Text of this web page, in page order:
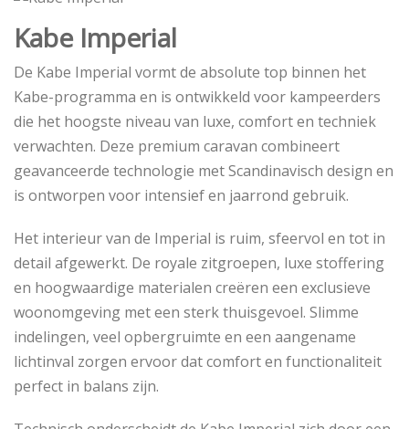
Kabe Imperial
De Kabe Imperial vormt de absolute top binnen het
Kabe-programma en is ontwikkeld voor kampeerders
die het hoogste niveau van luxe, comfort en techniek
verwachten. Deze premium caravan combineert
geavanceerde technologie met Scandinavisch design en
is ontworpen voor intensief en jaarrond gebruik.
Het interieur van de Imperial is ruim, sfeervol en tot in
detail afgewerkt. De royale zitgroepen, luxe stoffering
en hoogwaardige materialen creëren een exclusieve
woonomgeving met een sterk thuisgevoel. Slimme
indelingen, veel opbergruimte en een aangename
lichtinval zorgen ervoor dat comfort en functionaliteit
perfect in balans zijn.